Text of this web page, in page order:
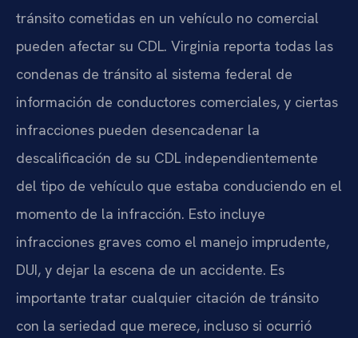
tránsito cometidas en un vehículo no comercial
pueden afectar su CDL. Virginia reporta todas las
condenas de tránsito al sistema federal de
información de conductores comerciales, y ciertas
infracciones pueden desencadenar la
descalificación de su CDL independientemente
del tipo de vehículo que estaba conduciendo en el
momento de la infracción. Esto incluye
infracciones graves como el manejo imprudente,
DUI, y dejar la escena de un accidente. Es
importante tratar cualquier citación de tránsito
con la seriedad que merece, incluso si ocurrió